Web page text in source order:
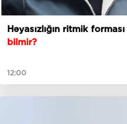
Həyasızlığın ritmik forması
bilmir?
12:00